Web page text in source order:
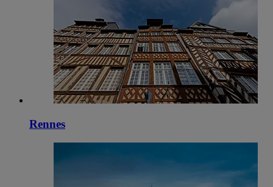
Rennes